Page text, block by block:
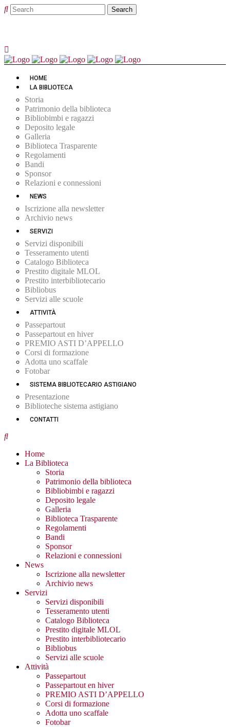
HOME
LA BIBLIOTECA
Storia
Patrimonio della biblioteca
Bibliobimbi e ragazzi
Deposito legale
Galleria
Biblioteca Trasparente
Regolamenti
Bandi
Sponsor
Relazioni e connessioni
NEWS
Iscrizione alla newsletter
Archivio news
SERVIZI
Servizi disponibili
Tesseramento utenti
Catalogo Biblioteca
Prestito digitale MLOL
Prestito interbibliotecario
Bibliobus
Servizi alle scuole
ATTIVITÀ
Passepartout
Passepartout en hiver
PREMIO ASTI D’APPELLO
Corsi di formazione
Adotta uno scaffale
Fotobar
SISTEMA BIBLIOTECARIO ASTIGIANO
Presentazione
Biblioteche sistema astigiano
CONTATTI
Home
La Biblioteca
Storia
Patrimonio della biblioteca
Bibliobimbi e ragazzi
Deposito legale
Galleria
Biblioteca Trasparente
Regolamenti
Bandi
Sponsor
Relazioni e connessioni
News
Iscrizione alla newsletter
Archivio news
Servizi
Servizi disponibili
Tesseramento utenti
Catalogo Biblioteca
Prestito digitale MLOL
Prestito interbibliotecario
Bibliobus
Servizi alle scuole
Attività
Passepartout
Passepartout en hiver
PREMIO ASTI D’APPELLO
Corsi di formazione
Adotta uno scaffale
Fotobar